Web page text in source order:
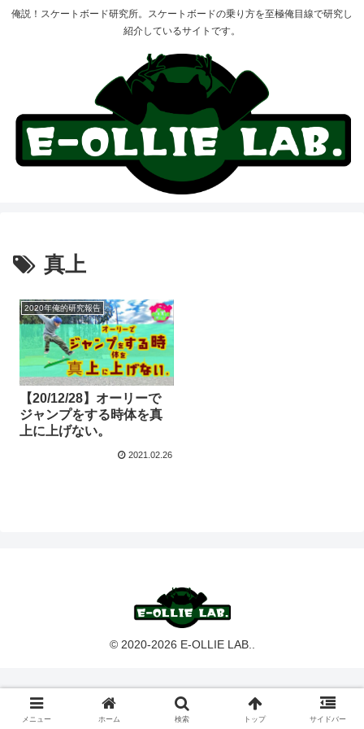
俺説！スケートボード研究所。スケートボードの乗り方を至極俺目線で研究し
紹介しているサイトです。
真上
2020年俺的研究報告
【20/12/28】オーリーで
ジャンプをする時体を真
上に上げない。
2021.02.26
© 2020-2026 E-OLLIE LAB..
メニュー ホーム 検索 トップ サイドバー